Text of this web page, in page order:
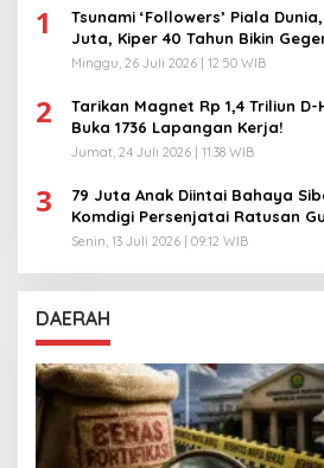
1
Tsunami ‘Followers’ Piala
Juta, Kiper 40 Tahun Bikin
Minggu, 26 Juli 2026 | 12:50 WIB
2
Tarikan Magnet Rp 1,4 Triliun D-
Buka 1736 Lapangan Kerja!
Jumat, 24 Juli 2026 | 11:38 WIB
3
79 Juta Anak Diintai Bahaya
Komdigi Persenjatai Ratusan
Senin, 13 Juli 2026 | 09:12 WIB
DAERAH